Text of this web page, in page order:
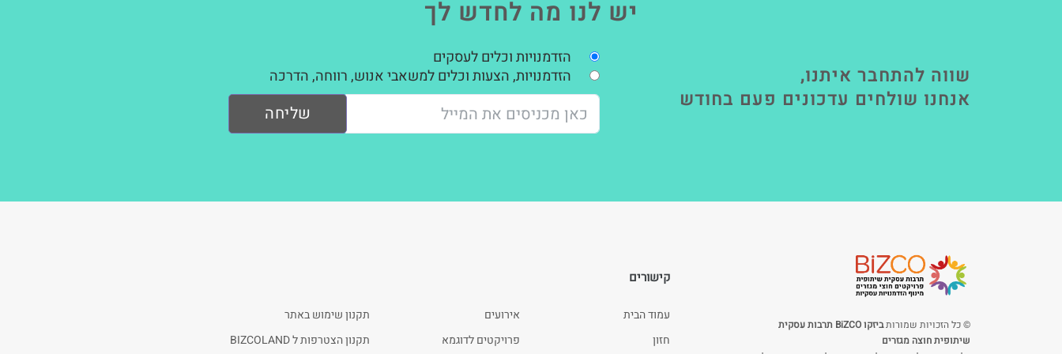
יש לנו מה לחדש לך
שווה להתחבר איתנו,
אנחנו שולחים עדכונים פעם בחודש
הזדמנויות וכלים לעסקים
הזדמנויות, הצעות וכלים למשאבי אנוש, רווחה, הדרכה
שליחה
© כל הזכויות שמורות
ביזקו BiZCO תרבות עסקית
שיתופית חוצה מגזרים
קישורים
עמוד הבית
חזון
אירועים
פרויקטים לדוגמא
תקנון שימוש באתר
תקנון הצטרפות ל BIZCOLAND